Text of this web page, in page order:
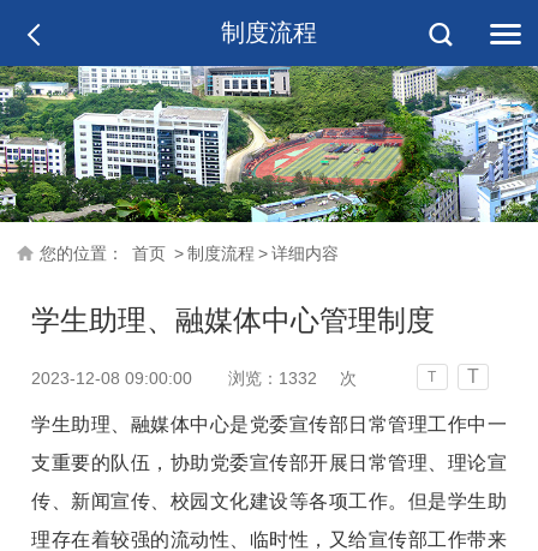
制度流程
您的位置： 首页 > 制度流程 > 详细内容
学生助理、融媒体中心管理制度
2023-12-08 09:00:00 浏览： 1332 次 T T
学生助理、融媒体中心是党委宣传部日常管理工作中一
支重要的队伍，协助党委宣传部开展日常管理、理论宣
传、新闻宣传、校园文化建设等各项工作。但是学生助
理存在着较强的流动性、临时性，又给宣传部工作带来